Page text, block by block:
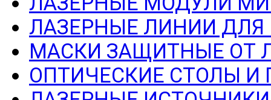
ЛАЗЕРНЫЕ ЛИНИИ
МАСКИ ЗАЩИТНЫЕ ОТ
ОПТИЧЕСКИЕ СТОЛЫ И